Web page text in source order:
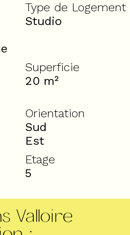
Type de Logement
Studio
Superficie
20 m²
Orientation
Sud
Est
Etage
5
Valloire